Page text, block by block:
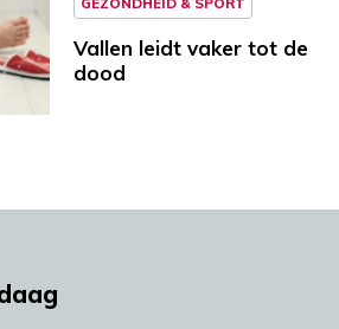
Vallen leidt vaker tot de
dood